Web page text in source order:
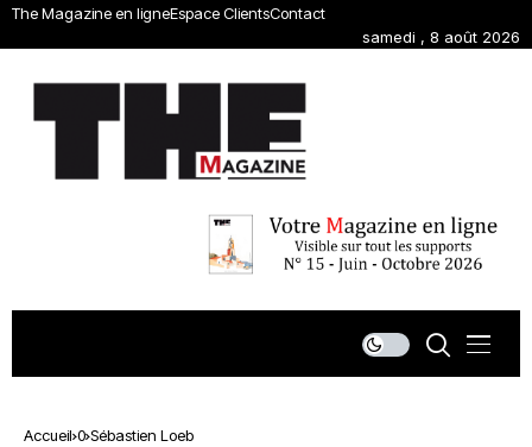
The Magazine en ligneEspace ClientsContact
samedi , 8 août 2026
Accueil 0 Sébastien Loeb